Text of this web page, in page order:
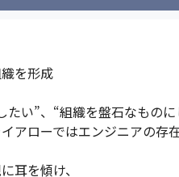
を形成
い”、“組織を盤石なものに
アローではエンジニアの存
耳を傾け、